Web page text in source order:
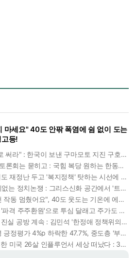
마세요" 40도 안팎 폭염에 쉼 없이 도는
등!
"한국산 물은 변기 물로 써라" : 한국이 보낸 구마모토 지진 구호품에 한 일본인의 '어처구니 없는' 반응
필리버스터는 밀리고 토론회는 묻히고 : 국힘 복당 원하는 한동훈, '검사 정치'의 한계만 드러내나
경기지사 추미애, 경기도 재정난 두고 '복지정책' 탓하는 시선에 정면 반박 : "고령자와 아이 인구 급증"
영화 '오디세이'에 난데없는 정치논쟁 : 그리스신화 공간에서 '트럼프 전쟁의 참혹함'이 보인다
"갑자기 사무실 에어컨 작동 멈췄어요", 40도 웃도는 기온에 에어컨도 숨이 찬다
삼성전자 SK하이닉스 '파격 주주환원'으로 투심 달래고 주가도 받칠까, 100조 넘는 추가 배당 재원에 쏠리는 눈
민주당 내 보완수사권 진실 공방 계속 : 김민석 '한정애 정책위의장' 발언 근거로 내세우자 사무총장 지낸 조승래 반박
[미디어토마토] 이재명 긍정평가 4%p 하락한 47.7%, 중도층 '부정 49.7% vs 긍정 42.9%'
'4기 담관암 투병' 공유한 미국 26살 인플루언서 세상 떠났다 : 3년간 보여준 희망과 용기